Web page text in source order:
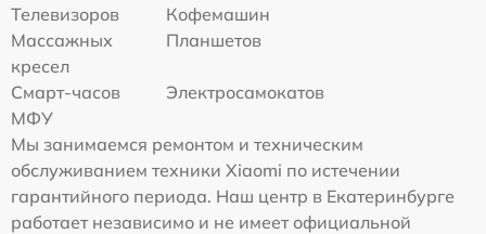
Телевизоров
Кофемашин
Массажных
кресел
Планшетов
Смарт-часов
Электросамокатов
МФУ
Мы занимаемся ремонтом и техническим
обслуживанием техники Xiaomi по истечении
гарантийного периода. Наш центр в Екатеринбурге
работает независимо и не имеет официальной